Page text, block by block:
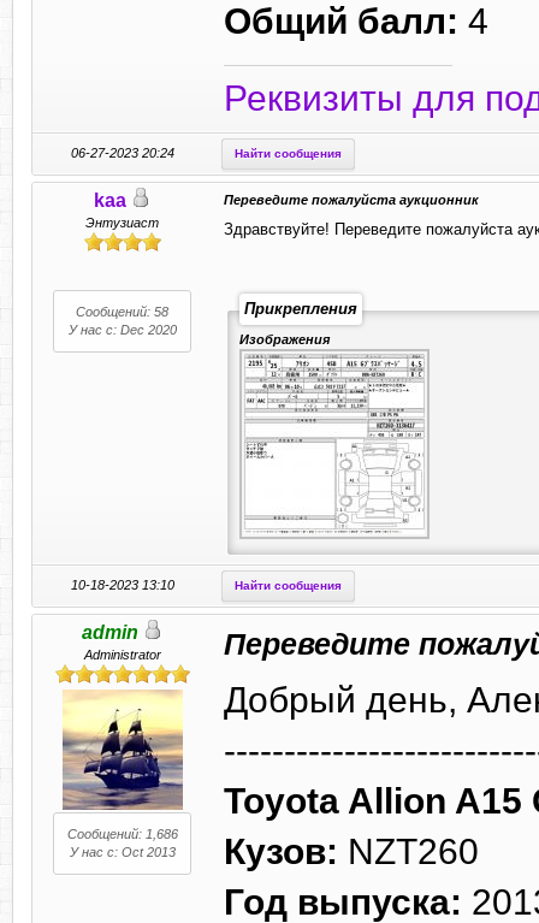
Общий балл: 4
Реквизиты для
06-27-2023 20:24 Найти сообщения
kaa
Энтузиаст
Сообщений: 58
У нас с: Dec 2020
Переведите пожалуйста аукционник
Здравствуйте! Переведите пожалуйста
Прикрепления
Изображения
10-18-2023 13:10 Найти сообщения
admin
Administrator
Сообщений: 1,686
У нас с: Oct 2013
Переведите
Добрый день,
Toyota Allion A15
Кузов: NZT260
Год выпуска: